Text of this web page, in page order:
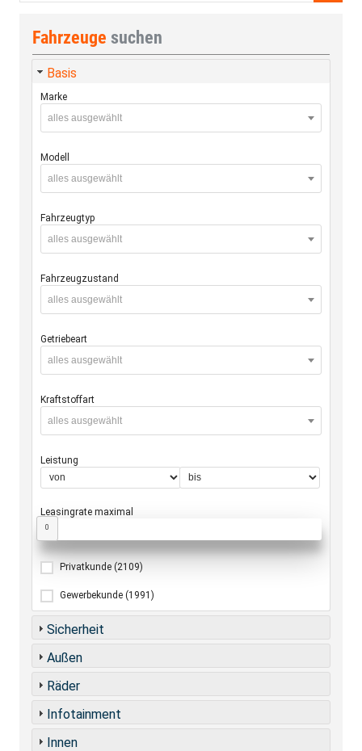
Fahrzeuge suchen
Basis
Marke
alles ausgewählt
Modell
alles ausgewählt
Fahrzeugtyp
alles ausgewählt
Fahrzeugzustand
alles ausgewählt
Getriebeart
alles ausgewählt
Kraftstoffart
alles ausgewählt
Leistung
Leasingrate maximal
0
Privatkunde (2109)
Gewerbekunde (1991)
Sicherheit
Außen
Räder
Infotainment
Innen